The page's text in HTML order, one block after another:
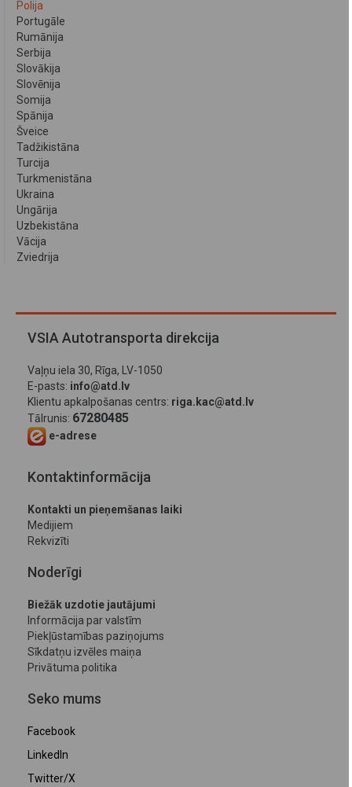
Polija
Portugāle
Rumānija
Serbija
Slovākija
Slovēnija
Somija
Spānija
Šveice
Tadžikistāna
Turcija
Turkmenistāna
Ukraina
Ungārija
Uzbekistāna
Vācija
Zviedrija
VSIA Autotransporta direkcija
Vaļņu iela 30, Rīga, LV-1050
E-pasts: info@atd.lv
Klientu apkalpošanas centrs: riga.kac@atd.lv
Tālrunis: 67280485
e-adrese
Kontaktinformācija
Kontakti un pieņemšanas laiki
Medijiem
Rekvizīti
Noderīgi
Biežāk uzdotie jautājumi
Informācija par valstīm
Piekļūstamības paziņojums
Sīkdatņu izvēles maiņa
Privātuma politika
Seko mums
Facebook
LinkedIn
Twitter/X